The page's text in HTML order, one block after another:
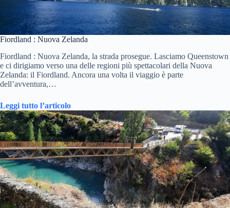
Fiordland : Nuova Zelanda
Fiordland : Nuova Zelanda, la strada prosegue. Lasciamo Queenstown
e ci dirigiamo verso una delle regioni più spettacolari della Nuova
Zelanda: il Fiordland. Ancora una volta il viaggio è parte
dell’avventura,…
Leggi tutto l’articolo